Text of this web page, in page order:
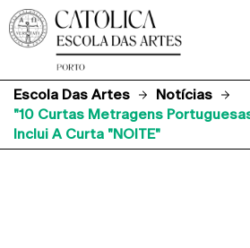
Escola Das Artes
Notícias
"10 Curtas Metragens
Inclui A Curta "NOITE"